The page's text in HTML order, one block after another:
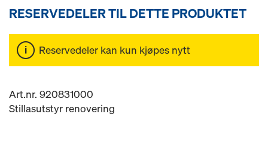
RESERVEDELER TIL DETTE PRODUKTET
Reservedeler kan kun kjøpes nytt
Art.nr. 920831000
Stillasutstyr renovering